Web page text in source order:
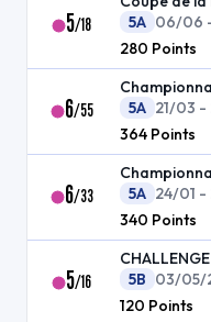
5/18
5A 06/06
280 Points
6/55
5A 21/03
364 Points
6/33
5A 24/01
340 Points
5/16
5B 03/05/
120 Points